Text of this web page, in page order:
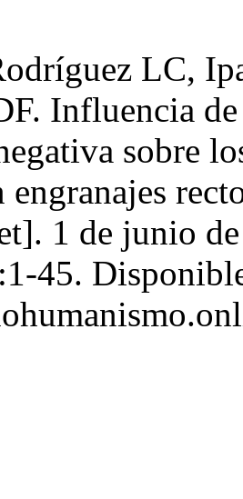
LC,
Influencia
sobre
engranajes
1 de junio
45.